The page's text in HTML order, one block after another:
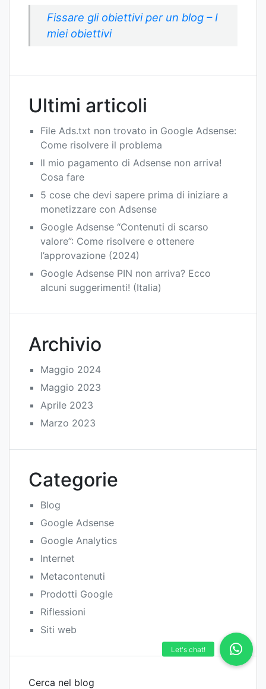
Fissare gli obiettivi per un blog – I
miei obiettivi
Ultimi articoli
File Ads.txt non trovato in Google Adsense:
Come risolvere il problema
Il mio pagamento di Adsense non arriva!
Cosa fare
5 cose che devi sapere prima di iniziare a
monetizzare con Adsense
Google Adsense “Contenuti di scarso
valore”: Come risolvere e ottenere
l’approvazione (2024)
Google Adsense PIN non arriva? Ecco
alcuni suggerimenti! (Italia)
Archivio
Maggio 2024
Maggio 2023
Aprile 2023
Marzo 2023
Categorie
Blog
Google Adsense
Google Analytics
Internet
Metacontenuti
Prodotti Google
Riflessioni
Siti web
Cerca nel blog